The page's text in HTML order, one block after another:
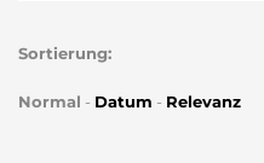
Sortierung:
Normal - Datum - Relevanz